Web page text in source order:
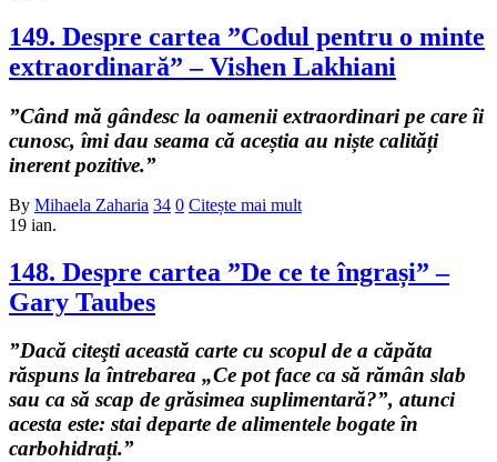
149. Despre cartea ”Codul pentru o minte
extraordinară” – Vishen Lakhiani
”Când mă gândesc la oamenii extraordinari pe care îi
cunosc, îmi dau seama că aceștia au niște calități
inerent pozitive.”
By Mihaela Zaharia 34 0 Citește mai mult
19 ian.
148. Despre cartea ”De ce te îngrași” –
Gary Taubes
”Dacă citeşti această carte cu scopul de a căpăta
răspuns la întrebarea „Ce pot face ca să rămân slab
sau ca să scap de grăsimea suplimentară?”, atunci
acesta este: stai departe de alimentele bogate în
carbohidrați.”